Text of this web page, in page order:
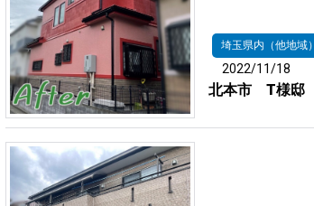
埼玉県内（他地域）
2022/11/18
北本市 T様邸